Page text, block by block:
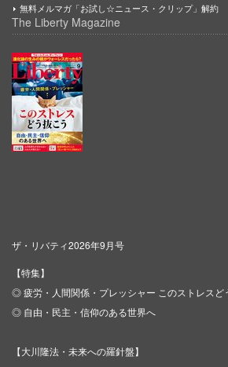
無料メルマガ「お試し☆ニュース・クリップ」解約
The Liberty Magazine
ザ・リバティ2026年9月号
【特集】
◎ 疲労・人間関係・プレッシャー このストレスど
◎ 自由・民主・信仰のある世界へ
【大川隆法・未来への羅針盤】